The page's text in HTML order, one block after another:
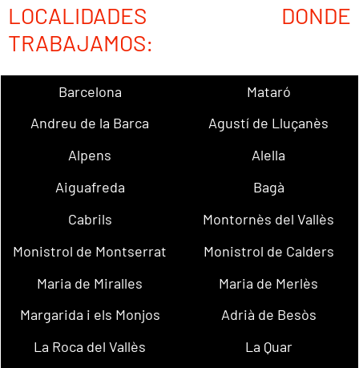
LOCALIDADES DONDE
TRABAJAMOS:
Barcelona
Mataró
Andreu de la Barca
Agustí de Lluçanès
Alpens
Alella
Aiguafreda
Bagà
Cabrils
Montornès del Vallès
Monistrol de Montserrat
Monistrol de Calders
Maria de Miralles
Maria de Merlès
Margarida i els Monjos
Adrià de Besòs
La Roca del Vallès
La Quar